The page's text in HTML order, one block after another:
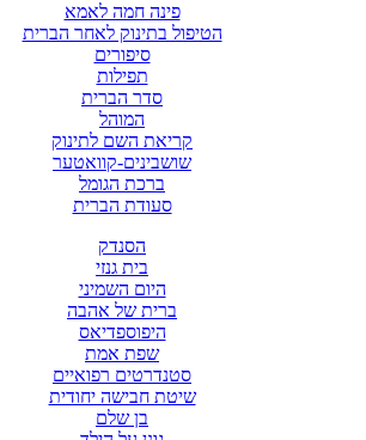
פינה חמה לאמא
הטיפול בתינוק לאחר הברית
סיפורים
תפילות
סדר הברית
המוהל
קריאת השם לתינוק
שושבינים-קוואטער
ברכת הגומל
סעודת הברית
הסנדק
בית גנזי
היום השמיני
ברית של אהבה
היפוספדיאס
שפת אמת
סטנדרטים רפואיים
שיטת חבישה יחודית
בן שלם